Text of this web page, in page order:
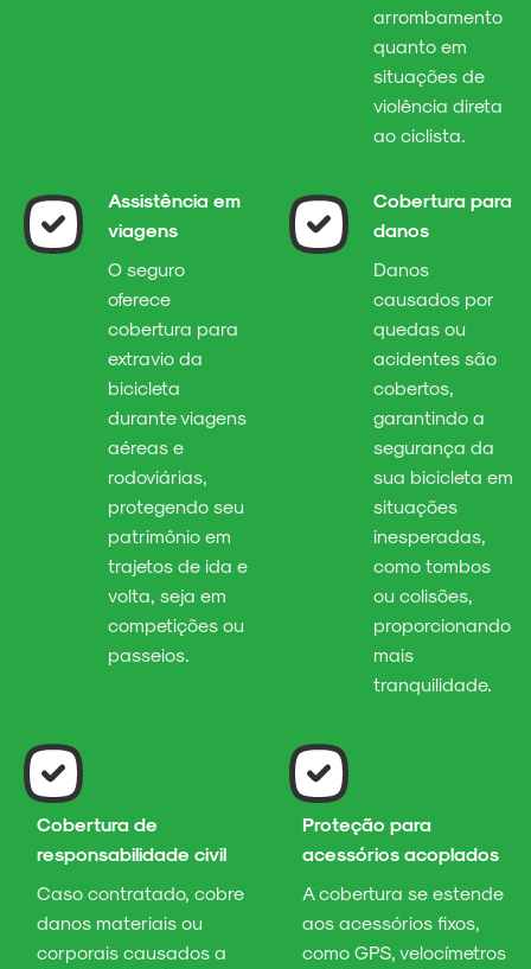
arrombamento
quanto em
situações de
violência direta
ao ciclista.
Assistência em
viagens
O seguro
oferece
cobertura para
extravio da
bicicleta
durante viagens
aéreas e
rodoviárias,
protegendo seu
patrimônio em
trajetos de ida e
volta, seja em
competições ou
passeios.
Cobertura para
danos
Danos
causados por
quedas ou
acidentes são
cobertos,
garantindo a
segurança da
sua bicicleta em
situações
inesperadas,
como tombos
ou colisões,
proporcionando
mais
tranquilidade.
Cobertura de
responsabilidade civil
Caso contratado, cobre
danos materiais ou
corporais causados a
Proteção para
acessórios acoplados
A cobertura se estende
aos acessórios fixos,
como GPS, velocímetros